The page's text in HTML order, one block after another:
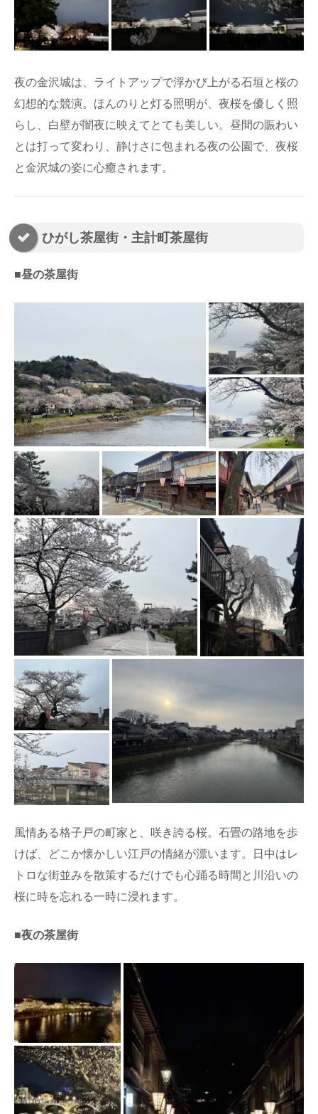
夜の金沢城は、ライトアップで浮かび上がる石垣と桜の
幻想的な競演。ほんのりと灯る照明が、夜桜を優しく照
らし、白壁が闇夜に映えてとても美しい。昼間の賑わい
とは打って変わり、静けさに包まれる夜の公園で、夜桜
と金沢城の姿に心癒されます。
ひがし茶屋街・主計町茶屋街
■昼の茶屋街
風情ある格子戸の町家と、咲き誇る桜。石畳の路地を歩
けば、どこか懐かしい江戸の情緒が漂います。日中はレ
トロな街並みを散策するだけでも心踊る時間と川沿いの
桜に時を忘れる一時に浸れます。
■夜の茶屋街